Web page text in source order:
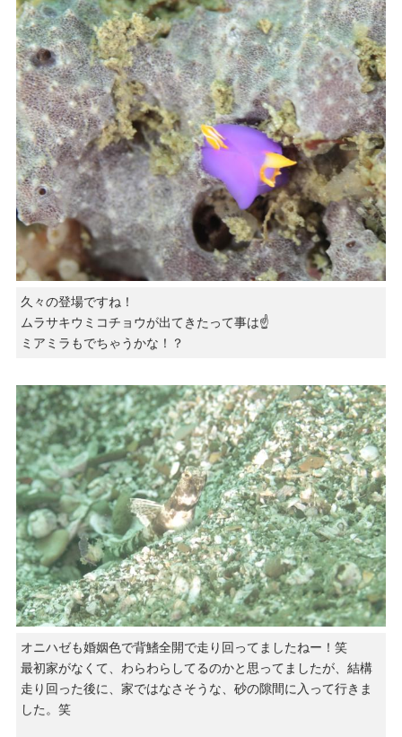
久々の登場ですね！
ムラサキウミコチョウが出てきたって事は☝️
ミアミラもでちゃうかな！？
オニハゼも婚姻色で背鰭全開で走り回ってましたねー！笑
最初家がなくて、わらわらしてるのかと思ってましたが、結構
走り回った後に、家ではなさそうな、砂の隙間に入って行きま
した。笑